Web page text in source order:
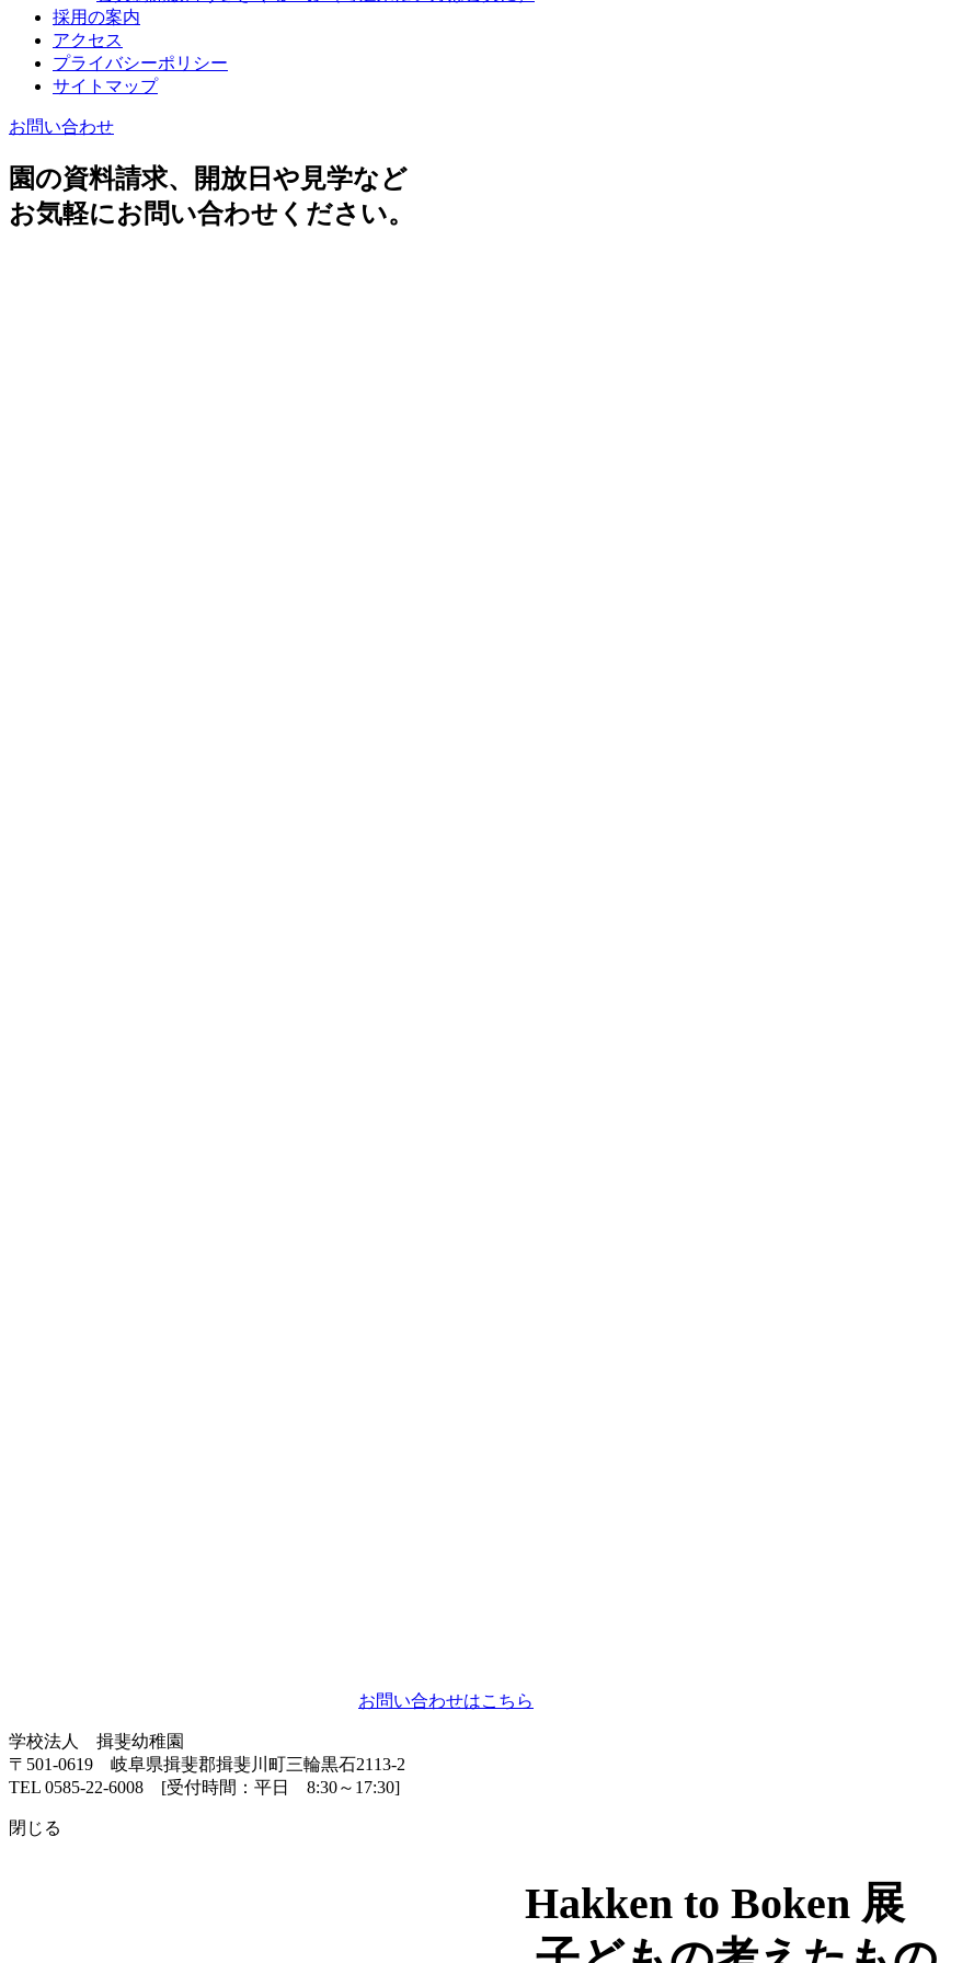
採用の案内
アクセス
プライバシーポリシー
サイトマップ
お問い合わせ
園の資料請求、開放日や見学など
お気軽にお問い合わせください。
お問い合わせはこちら
学校法人 揖斐幼稚園
〒501-0619 岐阜県揖斐郡揖斐川町三輪黒石2113-2
TEL 0585-22-6008 [受付時間：平日 8:30～17:30]
閉じる
Hakken to Boken 展